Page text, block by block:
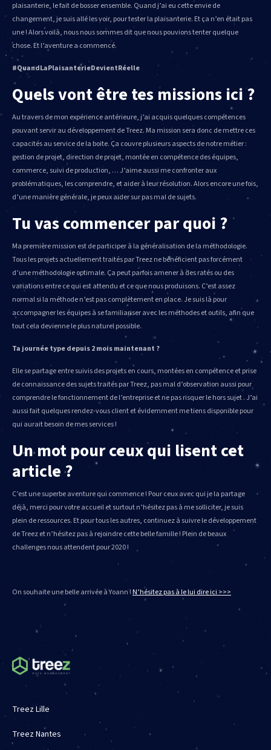
plaisanterie, le fait de bosser ensemble. Quand j’ai eu cette envie de
changement, je suis allé les voir, pour tester la plaisanterie. Et ça n’en était pas
une ! Alors voilà, nous nous sommes dit que nous pouvions tenter quelque
chose. Et l’aventure a commencé.
#QuandLaPlaisanterieDevientRéelle
Quels vont être tes missions ici ?
Au travers de mon expérience antérieure, j’ai acquis quelques compétences
pouvant servir au développement de Treez. Ma mission sera donc de mettre ces
capacités au service de la boite. Ça couvre plusieurs aspects de notre métier :
gestion de projet, direction de projet, montée en compétence des équipes,
commerce, suivi de production, … J’aime aussi me confronter aux
problématiques, les comprendre, et aider à leur résolution. Alors encore une fois,
d’une manière générale, je peux aider sur pas mal de sujets.
Tu vas commencer par quoi ?
Ma première mission est de participer à la généralisation de la méthodologie.
Tous les projets actuellement traités par Treez ne bénéficient pas forcément
d’une méthodologie optimale. Ça peut parfois amener à des ratés ou des
variations entre ce qui est attendu et ce que nous produisons. C’est assez
normal si la méthode n’est pas complètement en place. Je suis là pour
accompagner les équipes à se familiariser avec les méthodes et outils, afin que
tout cela devienne le plus naturel possible.
Ta journée type depuis 2 mois maintenant ?
Elle se partage entre suivis des projets en cours, montées en compétence et prise
de connaissance des sujets traités par Treez, pas mal d’observation aussi pour
comprendre le fonctionnement de l’entreprise et ne pas risquer le hors sujet . J’ai
aussi fait quelques rendez-vous client et évidemment me tiens disponible pour
qui aurait besoin de mes services !
Un mot pour ceux qui lisent cet
article ?
C’est une superbe aventure qui commence ! Pour ceux avec qui je la partage
déjà, merci pour votre accueil et surtout n’hésitez pas à me solliciter, je suis
plein de ressources. Et pour tous les autres, continuez à suivre le développement
de Treez et n’hésitez pas à rejoindre cette belle famille ! Plein de beaux
challenges nous attendent pour 2020 !
On souhaite une belle arrivée à Yoann ! N’hésitez pas à le lui dire ici >>>
Treez Lille
Treez Nantes